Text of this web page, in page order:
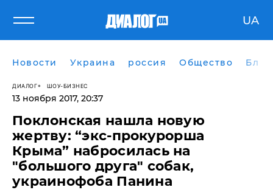
UA
Новости Украина россия Общество
ДИАЛОГ ШОУ-БИЗНЕС
13 ноября 2017, 20:37
​Поклонская нашла новую
жертву: “экс-прокурорша
Крыма” набросилась на
"большого друга" собак,
украинофоба Панина